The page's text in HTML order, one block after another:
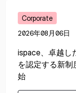
Corporate
2026年08月06日
ispace、卓越し
を認定する新制
始